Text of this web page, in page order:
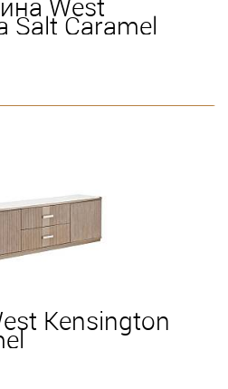
Salt Caramel
Kensington